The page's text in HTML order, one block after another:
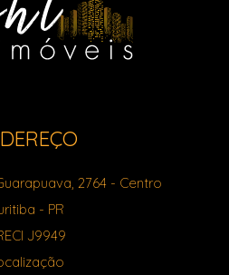
2764- Centro
- PR
J9949